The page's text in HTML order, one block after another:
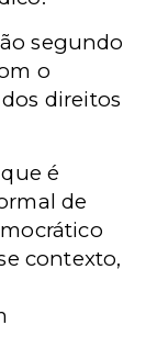
segundo
o
direitos
é
de
contexto,